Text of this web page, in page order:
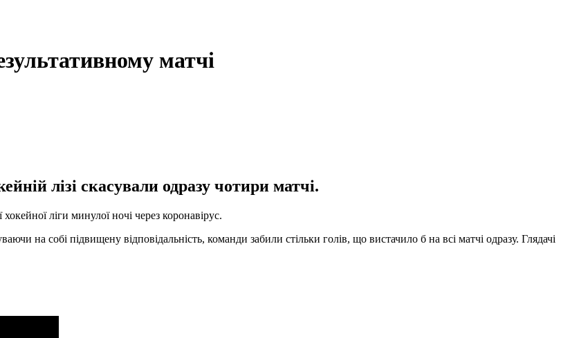
матчі
лізі скасували одразу чотири матчі.
ліги минулої ночі через коронавірус.
на собі підвищену відповідальність, команди забили стільки голів, що вистачило б на всі матчі одразу. Глядачі